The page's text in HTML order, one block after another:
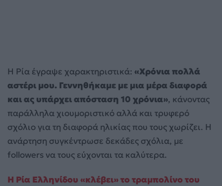
Η Ρία έγραψε χαρακτηριστικά: «Χρόνια πολλά
αστέρι μου. Γεννηθήκαμε με μια μέρα διαφορά
και ας υπάρχει απόσταση 10 χρόνια», κάνοντας
παράλληλα χιουμοριστικό αλλά και τρυφερό
σχόλιο για τη διαφορά ηλικίας που τους χωρίζει. Η
ανάρτηση συγκέντρωσε δεκάδες σχόλια, με
followers να τους εύχονται τα καλύτερα.
Η Ρία Ελληνίδου «κλέβει» το τραμπολίνο του